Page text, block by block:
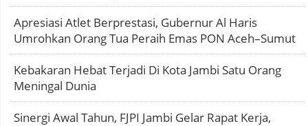
Apresiasi Atlet Berprestasi, Gubernur Al Haris
Umrohkan Orang Tua Peraih Emas PON Aceh–Sumut
Kebakaran Hebat Terjadi Di Kota Jambi Satu Orang
Meningal Dunia
Sinergi Awal Tahun, FJPI Jambi Gelar Rapat Kerja,